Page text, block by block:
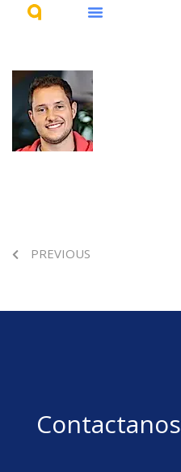
PREVIOUS
Contactanos